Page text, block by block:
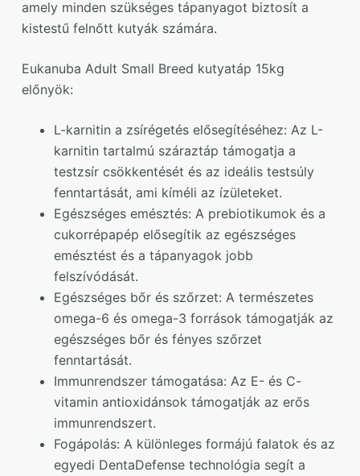
amely minden szükséges tápanyagot biztosít a
kistestű felnőtt kutyák számára.
Eukanuba Adult Small Breed kutyatáp 15kg
előnyök:
L-karnitin a zsírégetés elősegítéséhez: Az L-
karnitin tartalmú száraztáp támogatja a
testzsír csökkentését és az ideális testsúly
fenntartását, ami kíméli az ízületeket.
Egészséges emésztés: A prebiotikumok és a
cukorrépapép elősegítik az egészséges
emésztést és a tápanyagok jobb
felszívódását.
Egészséges bőr és szőrzet: A természetes
omega-6 és omega-3 források támogatják az
egészséges bőr és fényes szőrzet
fenntartását.
Immunrendszer támogatása: Az E- és C-
vitamin antioxidánsok támogatják az erős
immunrendszert.
Fogápolás: A különleges formájú falatok és az
egyedi DentaDefense technológia segít a